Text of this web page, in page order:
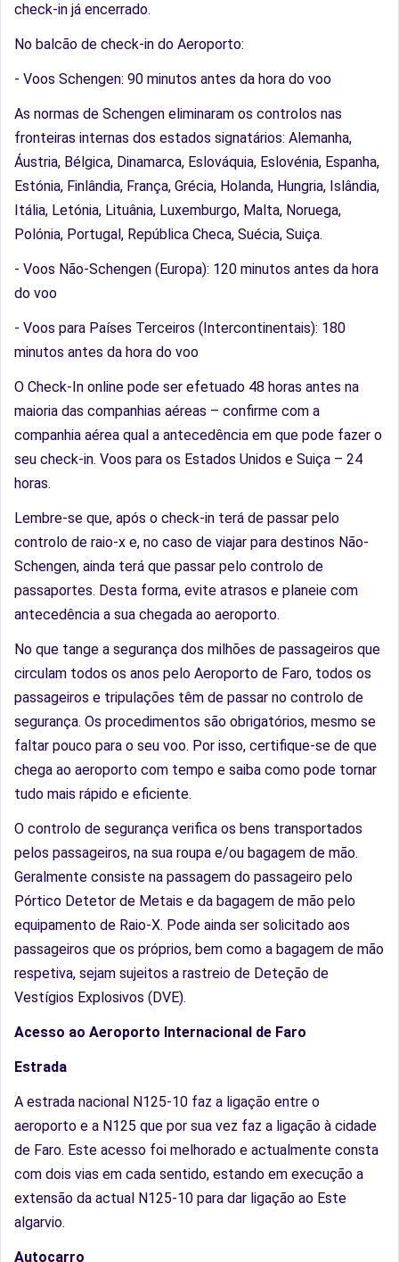
check-in já encerrado.
No balcão de check-in do Aeroporto:
- Voos Schengen: 90 minutos antes da hora do voo
As normas de Schengen eliminaram os controlos nas
fronteiras internas dos estados signatários: Alemanha,
Áustria, Bélgica, Dinamarca, Eslováquia, Eslovénia, Espanha,
Estónia, Finlândia, França, Grécia, Holanda, Hungria, Islândia,
Itália, Letónia, Lituânia, Luxemburgo, Malta, Noruega,
Polónia, Portugal, República Checa, Suécia, Suiça.
- Voos Não-Schengen (Europa): 120 minutos antes da hora
do voo
- Voos para Países Terceiros (Intercontinentais): 180
minutos antes da hora do voo
O Check-In online pode ser efetuado 48 horas antes na
maioria das companhias aéreas – confirme com a
companhia aérea qual a antecedência em que pode fazer o
seu check-in. Voos para os Estados Unidos e Suiça – 24
horas.
Lembre-se que, após o check-in terá de passar pelo
controlo de raio-x e, no caso de viajar para destinos Não-
Schengen, ainda terá que passar pelo controlo de
passaportes. Desta forma, evite atrasos e planeie com
antecedência a sua chegada ao aeroporto.
No que tange a segurança dos milhões de passageiros que
circulam todos os anos pelo Aeroporto de Faro, todos os
passageiros e tripulações têm de passar no controlo de
segurança. Os procedimentos são obrigatórios, mesmo se
faltar pouco para o seu voo. Por isso, certifique-se de que
chega ao aeroporto com tempo e saiba como pode tornar
tudo mais rápido e eficiente.
O controlo de segurança verifica os bens transportados
pelos passageiros, na sua roupa e/ou bagagem de mão.
Geralmente consiste na passagem do passageiro pelo
Pórtico Detetor de Metais e da bagagem de mão pelo
equipamento de Raio-X. Pode ainda ser solicitado aos
passageiros que os próprios, bem como a bagagem de mão
respetiva, sejam sujeitos a rastreio de Deteção de
Vestígios Explosivos (DVE).
Acesso ao Aeroporto Internacional de Faro
Estrada
A estrada nacional N125-10 faz a ligação entre o
aeroporto e a N125 que por sua vez faz a ligação à cidade
de Faro. Este acesso foi melhorado e actualmente consta
com dois vias em cada sentido, estando em execução a
extensão da actual N125-10 para dar ligação ao Este
algarvio.
Autocarro